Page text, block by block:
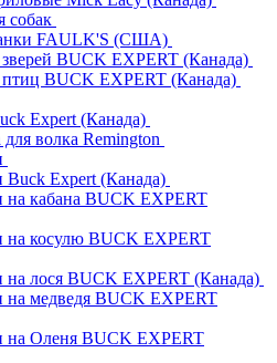
собак
FAULK'S (США)
BUCK EXPERT (Канада)
BUCK EXPERT (Канада)
Expert (Канада)
волка Remington
Expert (Канада)
кабана BUCK EXPERT
косулю BUCK EXPERT
лося BUCK EXPERT (Канада)
медведя BUCK EXPERT
на Оленя BUCK EXPERT